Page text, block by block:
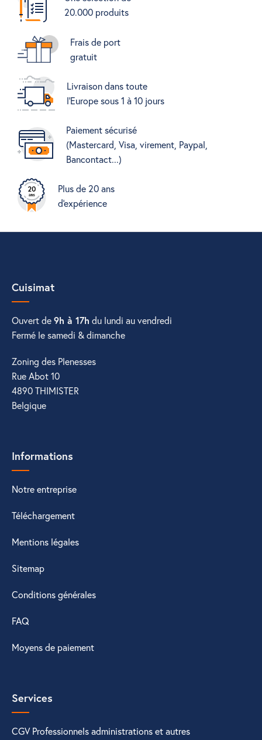
20.000 produits
Frais de port
gratuit
Livraison dans toute
l'Europe sous 1 à 10 jours
Paiement sécurisé
(Mastercard, Visa, virement, Paypal,
Bancontact...)
Plus de 20 ans
d'expérience
Cuisimat
Ouvert de9h à 17h du lundi au vendredi
Fermé le samedi & dimanche
Zoning des Plenesses
Rue Abot 10
4890 THIMISTER
Belgique
Informations
Notre entreprise
Téléchargement
Mentions légales
Sitemap
Conditions générales
FAQ
Moyens de paiement
Services
CGV Professionnels administrations et autres